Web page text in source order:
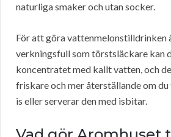
naturliga smaker och utan socker.
För att göra vattenmelonstilldrinken
verkningsfull som törstsläckare kan
koncentratet med kallt vatten, och
friskare och mer återställande om
is eller serverar den med isbitar.